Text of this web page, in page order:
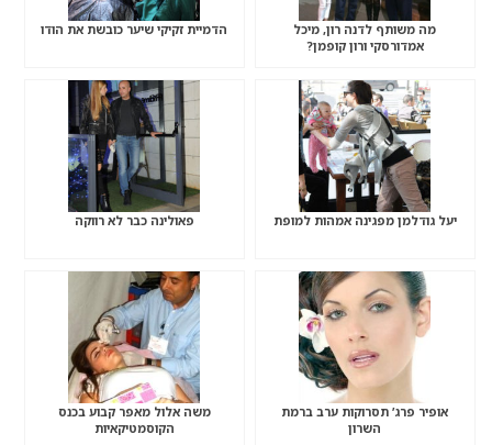
מה משותף לדנה רון, מיכל
אמדורסקי ורון קופמן?
הדמיית זקיקי שיער כובשת את הודו
יעל גודלמן מפגינה אמהות למופת פאולינה כבר לא רווקה
אופיר פרג’ תסרוקות ערב ברמת
השרון
משה אלול מאפר קבוע בכנס
הקוסמטיקאיות